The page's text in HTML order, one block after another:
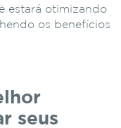
estará otimizando
os benefícios
seus